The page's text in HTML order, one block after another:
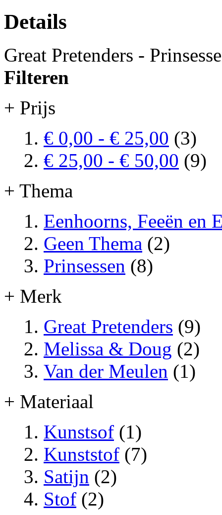
Details
Great Pretenders -
Filteren
+ Prijs
€ 0,00 - € 25,00 (3)
€ 25,00 - € 50,00 (9)
+ Thema
Eenhoorns, Feeën en
Geen Thema (2)
Prinsessen (8)
+ Merk
Great Pretenders (9)
Melissa & Doug (2)
Van der Meulen (1)
+ Materiaal
Kunstsof (1)
Kunststof (7)
Satijn (2)
Stof (2)